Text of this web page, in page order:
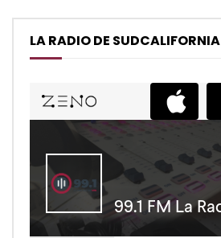
LA RADIO DE SUDCALIFORNIA